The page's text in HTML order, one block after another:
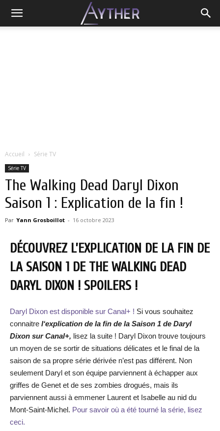
Accueil Série TV
Série TV
The Walking Dead Daryl Dixon
Saison 1 : Explication de la fin !
Par Yann Grosboillot - 16 octobre 2023
DÉCOUVREZ L’EXPLICATION DE LA FIN DE
LA SAISON 1 DE THE WALKING DEAD
DARYL DIXON ! SPOILERS !
Daryl Dixon est disponible sur Canal+ ! Si vous souhaitez
connaitre l‘explication de la fin de la Saison 1 de Daryl
Dixon sur Canal+, lisez la suite ! Daryl Dixon trouve toujours
un moyen de se sortir de situations délicates et le final de la
saison de sa propre série dérivée n’est pas différent. Non
seulement Daryl et son équipe parviennent à échapper aux
griffes de Genet et de ses zombies drogués, mais ils
parviennent aussi à emmener Laurent et Isabelle au nid du
Mont-Saint-Michel. Pour savoir où a été tourné la série, lisez
ceci.